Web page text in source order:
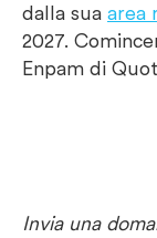
dalla sua area
2027.
Enpam di
Invia una